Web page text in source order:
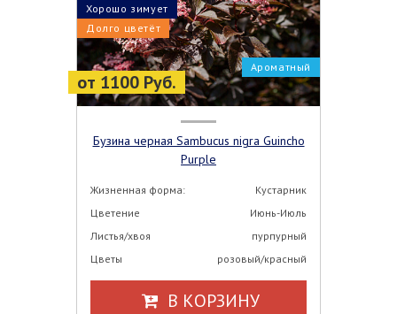
от 1100 Руб.
Ароматный
Долго цветёт
Хорошо зимует
Бузина черная Sambucus nigra Guincho
Purple
Жизненная форма:
Кустарник
Цветение
Июнь-Июль
Листья/хвоя
пурпурный
Цветы
розовый/красный
В КОРЗИНУ